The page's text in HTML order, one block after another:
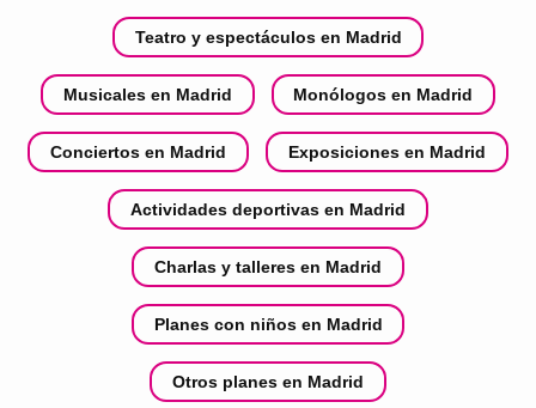
Teatro y espectáculos en Madrid
Musicales en Madrid Monólogos en Madrid
Conciertos en Madrid Exposiciones en Madrid
Actividades deportivas en Madrid
Charlas y talleres en Madrid
Planes con niños en Madrid
Otros planes en Madrid